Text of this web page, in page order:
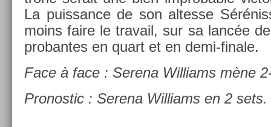
La puis­sance de son al­tes­se
moins faire le travail, sur sa lancée
pro­ban­tes en quart et en demi-finale.
Face à face : Serena Wil­liams mène
Pro­nos­tic : Serena Wil­liams en 2 sets.